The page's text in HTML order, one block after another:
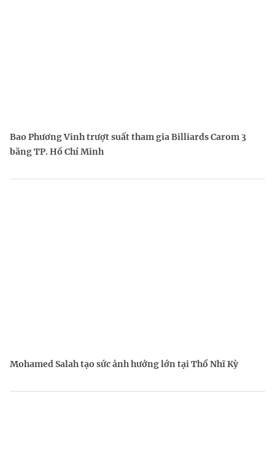
Bao Phương Vinh trượt suất tham gia Billiards Carom 3
băng TP. Hồ Chí Minh
Mohamed Salah tạo sức ảnh hưởng lớn tại Thổ Nhĩ Kỳ